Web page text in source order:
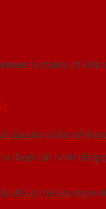
lumber), có khả
của sản phẩm sẽ
được cái nhìn tổng
để có thể lựa chọn